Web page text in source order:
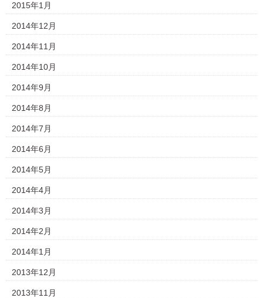
2015年1月
2014年12月
2014年11月
2014年10月
2014年9月
2014年8月
2014年7月
2014年6月
2014年5月
2014年4月
2014年3月
2014年2月
2014年1月
2013年12月
2013年11月